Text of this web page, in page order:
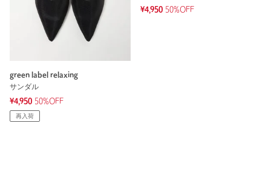
green label relaxing
サンダル
¥4,950 50%OFF
再入荷
¥4,950 50%OFF